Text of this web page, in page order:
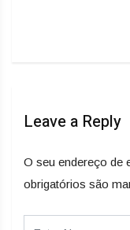
Leave a Reply
O seu endereço de
obrigatórios são